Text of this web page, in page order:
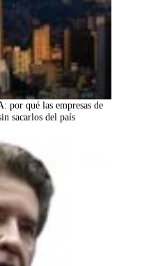
por qué las empresas de
sacarlos del país